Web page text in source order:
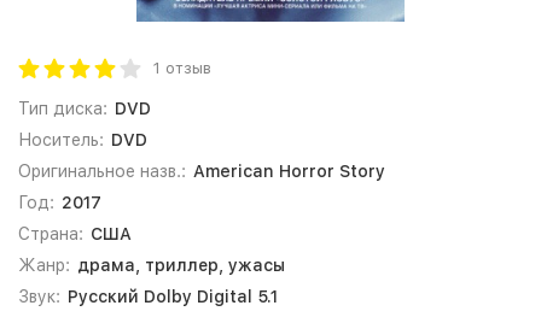
1 отзыв
Тип диска: DVD
Носитель: DVD
Оригинальное назв.: American Horror Story
Год: 2017
Страна: США
Жанр: драма, триллер, ужасы
Звук: Русский Dolby Digital 5.1